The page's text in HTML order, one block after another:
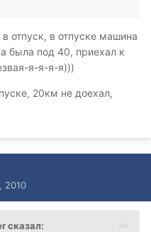
отпуск, в отпуске машина
была под 40, приехал к
я-я-я-я)))
20км не доехал,
2010
сказал: